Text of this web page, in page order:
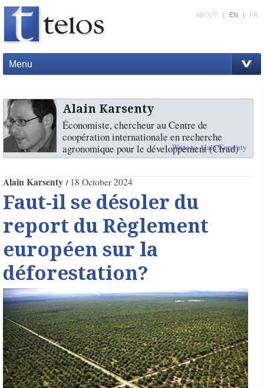
Menu
ABOUT | EN | FR
Alain Karsenty
Économiste, chercheur au Centre de
coopération internationale en recherche
agronomique pour le développement (Cirad)
Write to Alain Karsenty
Alain Karsenty 18 October 2024
Faut-il se désoler du
report du Règlement
européen sur la
déforestation?